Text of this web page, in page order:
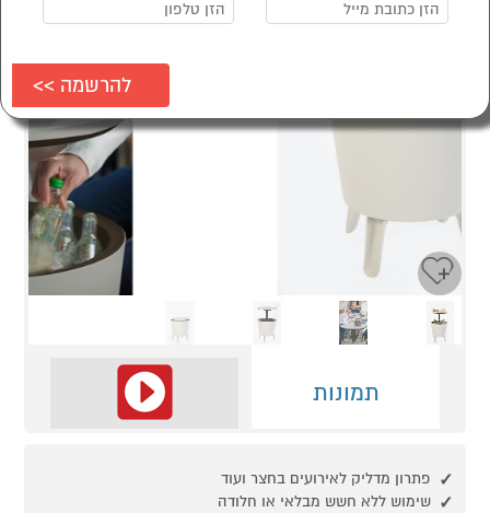
תמונות
פתרון מדליק לאירועים בחצר ועוד
שימוש ללא חשש מבלאי או חלודה